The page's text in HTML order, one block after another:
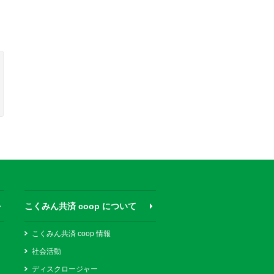
こくみん共済 coop について
こくみん共済 coop 情報
社会活動
ディスクロージャー